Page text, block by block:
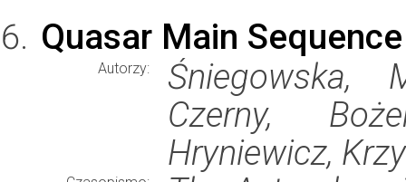
Quasar Main
Autorzy:
Śniegowska,
Czerny,
Hryniewicz,